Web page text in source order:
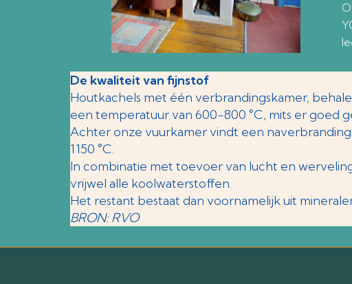
De kwaliteit van fijnstof
Houtkachels met één verbrandingskamer,
een temperatuur van 600-800 °C, mits er goed
Achter onze vuurkamer vindt een
1150 °C.
In combinatie met toevoer van lucht en
vrijwel alle koolwaterstoffen.
Het restant bestaat dan voornamelijk uit
BRON: RVO